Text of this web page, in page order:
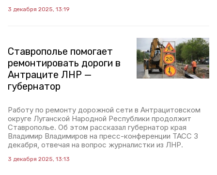
3 декабря 2025, 13:19
Ставрополье помогает
ремонтировать дороги в
Антраците ЛНР —
губернатор
Работу по ремонту дорожной сети в Антрацитовском
округе Луганской Народной Республики продолжит
Ставрополье. Об этом рассказал губернатор края
Владимир Владимиров на пресс-конференции ТАСС 3
декабря, отвечая на вопрос журналистки из ЛНР.
3 декабря 2025, 13:13